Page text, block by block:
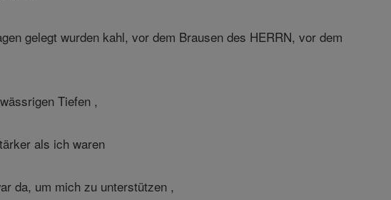
gelegt wurden kahl, vor dem Brausen des HERRN, vor dem
Tiefen ,
als ich waren
da, um mich zu unterstützen ,